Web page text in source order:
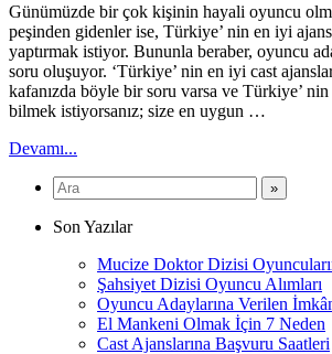
Günümüzde bir çok kişinin hayali oyuncu
peşinden gidenler ise, Türkiye’ nin en iyi
yaptırmak istiyor. Bununla beraber, oyuncu
soru oluşuyor. ‘Türkiye’ nin en iyi cast
kafanızda böyle bir soru varsa ve Türkiye’ nin
bilmek istiyorsanız; size en uygun …
Devamı...
Son Yazılar
Mucize Doktor Dizisi
Şahsiyet Dizisi Oyuncu Alımları
Oyuncu Adaylarına Verilen
El Mankeni Olmak İçin 7 Neden
Cast Ajanslarına Başvuru Saatleri